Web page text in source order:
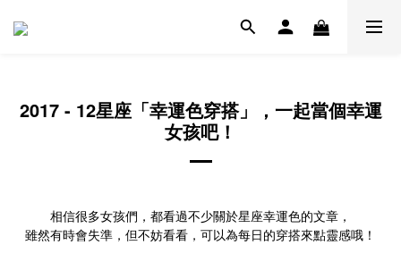
2017 - 12星座「幸運色穿搭」，一起當個幸運
女孩吧！
相信很多女孩們，都看過不少關於星座幸運色的文章，
雖然有時會失準，但不妨看看，可以為每日的穿搭來點靈感哦！